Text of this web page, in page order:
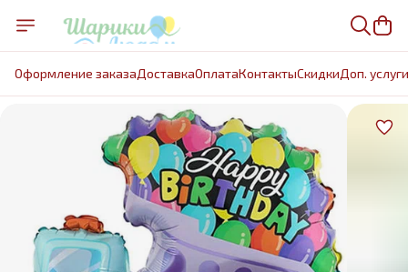
Оформление заказаДоставкаОплатаКонтактыCкидкиДоп. услуги